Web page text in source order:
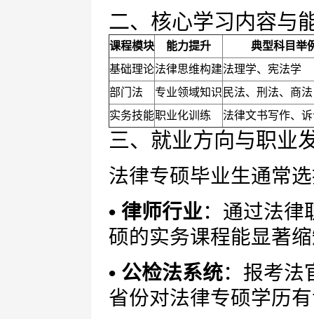
二、核心学习内容与
课程模块 能力提升
典型科目举
基础理论法律思维构建法理学、宪法学
部门法
专业领域知识 民法、刑法、商法
实务技能职业化训练 法律文书写作、
三、就业方向与职业
法律专硕毕业生通常
• 律师行业：通过法律
硕的实务课程能显著
• 公检法系统：报考法
省份对法律专硕学历